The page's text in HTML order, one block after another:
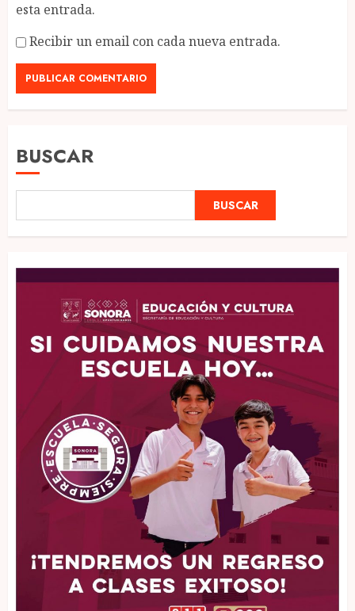
esta entrada.
Recibir un email con cada nueva entrada.
BUSCAR
BUSCAR